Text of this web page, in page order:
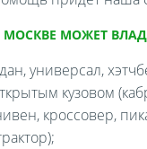
МОЖЕТ
универсал,
кузовом
кроссовер,